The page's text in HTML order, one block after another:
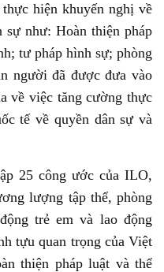
hiện khuyến nghị về
như: Hoàn thiện pháp
tư pháp hình sự; phòng
người đã được đưa vào
về việc tăng cường thực
tế về quyền dân sự và
25 công ước của ILO,
lượng tập thể, phòng
trẻ em và lao động
tựu quan trọng của Việt
thiện pháp luật và thể